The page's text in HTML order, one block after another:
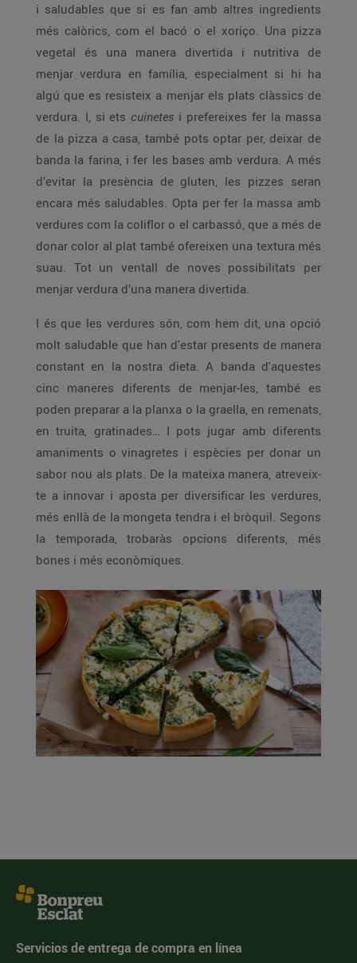
i saludables que si es fan amb altres ingredients
més calòrics, com el bacó o el xoriço. Una pizza
vegetal és una manera divertida i nutritiva de
menjar verdura en família, especialment si hi ha
algú que es resisteix a menjar els plats clàssics de
verdura. I, si ets cuinetes i prefereixes fer la massa
de la pizza a casa, també pots optar per, deixar de
banda la farina, i fer les bases amb verdura. A més
d’evitar la presència de gluten, les pizzes seran
encara més saludables. Opta per fer la massa amb
verdures com la coliflor o el carbassó, que a més de
donar color al plat també ofereixen una textura més
suau. Tot un ventall de noves possibilitats per
menjar verdura d’una manera divertida.
I és que les verdures són, com hem dit, una opció
molt saludable que han d'estar presents de manera
constant en la nostra dieta. A banda d'aquestes
cinc maneres diferents de menjar-les, també es
poden preparar a la planxa o la graella, en remenats,
en truita, gratinades… I pots jugar amb diferents
amaniments o vinagretes i espècies per donar un
sabor nou als plats. De la mateixa manera, atreveix-
te a innovar i aposta per diversificar les verdures,
més enllà de la mongeta tendra i el bròquil. Segons
la temporada, trobaràs opcions diferents, més
bones i més econòmiques.
Servicios de entrega de compra en línea